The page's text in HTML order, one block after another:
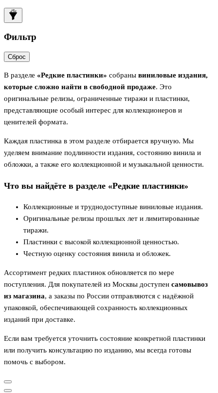
Фильтр
Сброс
В разделе «Редкие пластинки» собраны виниловые издания,
которые сложно найти в свободной продаже. Это
оригинальные релизы, ограниченные тиражи и пластинки,
представляющие особый интерес для коллекционеров и
ценителей формата.
Каждая пластинка в этом разделе отбирается вручную. Мы
уделяем внимание подлинности издания, состоянию винила и
обложки, а также его коллекционной и музыкальной ценности.
Что вы найдёте в разделе «Редкие пластинки»
Коллекционные и труднодоступные виниловые издания.
Оригинальные релизы прошлых лет и лимитированные
тиражи.
Пластинки с высокой коллекционной ценностью.
Честную оценку состояния винила и обложек.
Ассортимент редких пластинок обновляется по мере
поступления. Для покупателей из Москвы доступен самовывоз
из магазина, а заказы по России отправляются с надёжной
упаковкой, обеспечивающей сохранность коллекционных
изданий при доставке.
Если вам требуется уточнить состояние конкретной пластинки
или получить консультацию по изданию, мы всегда готовы
помочь с выбором.